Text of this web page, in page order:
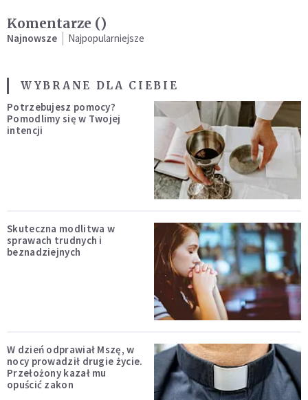
Komentarze ()
Najnowsze Najpopularniejsze
WYBRANE DLA CIEBIE
Potrzebujesz pomocy?
Pomodlimy się w Twojej
intencji
Skuteczna modlitwa w
sprawach trudnych i
beznadziejnych
W dzień odprawiał Mszę, w
nocy prowadził drugie życie.
Przełożony kazał mu
opuścić zakon